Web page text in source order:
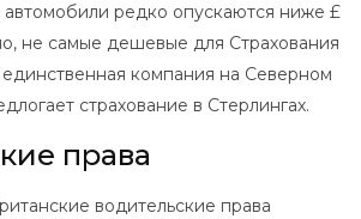
редко опускаются ниже £
не самые дешевые для Страхования
компания на Северном
страхование в Стерлингах.
права
водительские права